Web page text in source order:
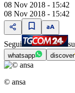
08 Nov 2018 - 15:42
08 Nov 2018 - 15:42
Segui su
whatsapp discover
© ansa